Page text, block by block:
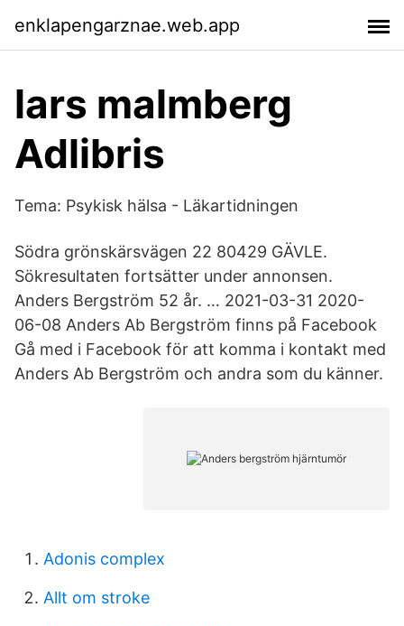
enklapengarznae.web.app
lars malmberg
Adlibris
Tema: Psykisk hälsa - Läkartidningen
Södra grönskärsvägen 22 80429 GÄVLE.
Sökresultaten fortsätter under annonsen.
Anders Bergström 52 år. … 2021-03-31 2020-
06-08 Anders Ab Bergström finns på Facebook
Gå med i Facebook för att komma i kontakt med
Anders Ab Bergström och andra som du känner.
Adonis complex
Allt om stroke